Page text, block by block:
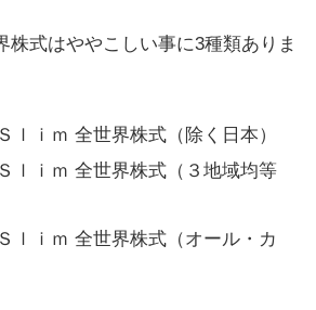
株式はややこしい事に3種類ありま
ｌｉｍ 全世界株式（除く日本）
ｌｉｍ 全世界株式（３地域均等
ｌｉｍ 全世界株式（オール・カ